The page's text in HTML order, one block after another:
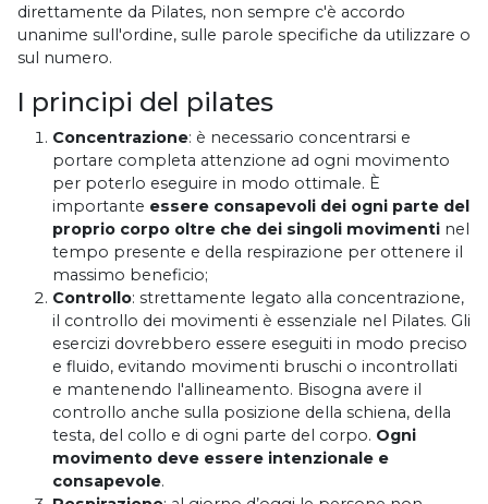
direttamente da Pilates, non sempre c'è accordo
unanime sull'ordine, sulle parole specifiche da utilizzare o
sul numero.
I principi del pilates
Concentrazione: è necessario concentrarsi e
portare completa attenzione ad ogni movimento
per poterlo eseguire in modo ottimale. È
importante essere consapevoli dei ogni parte del
proprio corpo oltre che dei singoli movimenti nel
tempo presente e della respirazione per ottenere il
massimo beneficio;
Controllo: strettamente legato alla concentrazione,
il controllo dei movimenti è essenziale nel Pilates. Gli
esercizi dovrebbero essere eseguiti in modo preciso
e fluido, evitando movimenti bruschi o incontrollati
e mantenendo l'allineamento. Bisogna avere il
controllo anche sulla posizione della schiena, della
testa, del collo e di ogni parte del corpo. Ogni
movimento deve essere intenzionale e
consapevole.